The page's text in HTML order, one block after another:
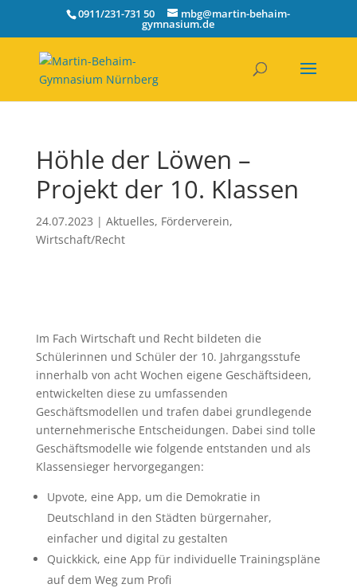
0911/231-731 50 mbg@martin-behaim-
gymnasium.de
Höhle der Löwen –
Projekt der 10. Klassen
24.07.2023 | Aktuelles, Förderverein,
Wirtschaft/Recht
Im Fach Wirtschaft und Recht bildeten die
Schülerinnen und Schüler der 10. Jahrgangsstufe
innerhalb von acht Wochen eigene Geschäftsideen,
entwickelten diese zu umfassenden
Geschäftsmodellen und trafen dabei grundlegende
unternehmerische Entscheidungen. Dabei sind tolle
Geschäftsmodelle wie folgende entstanden und als
Klassensieger hervorgegangen:
Upvote, eine App, um die Demokratie in
Deutschland in den Städten bürgernaher,
einfacher und digital zu gestalten
Quickkick, eine App für individuelle Trainingspläne
auf dem Weg zum Profi